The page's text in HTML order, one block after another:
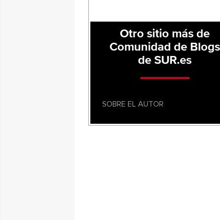
Otro sitio más de
Comunidad de Blogs
de SUR.es
SOBRE EL AUTOR